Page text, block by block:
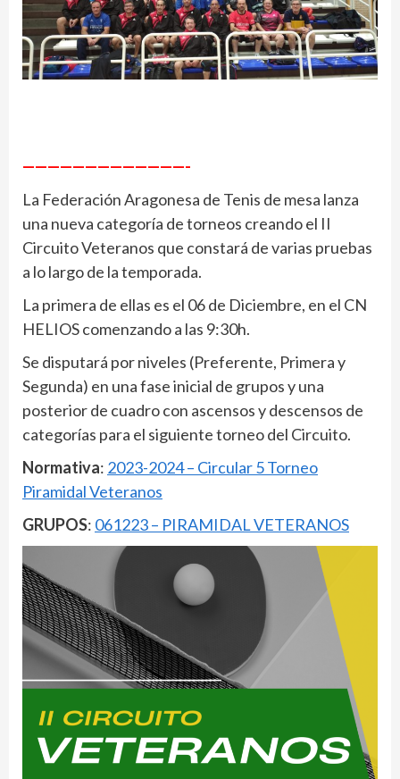
—————————————-
La Federación Aragonesa de Tenis de mesa lanza
una nueva categoría de torneos creando el II
Circuito Veteranos que constará de varias pruebas
a lo largo de la temporada.
La primera de ellas es el 06 de Diciembre, en el CN
HELIOS comenzando a las 9:30h.
Se disputará por niveles (Preferente, Primera y
Segunda) en una fase inicial de grupos y una
posterior de cuadro con ascensos y descensos de
categorías para el siguiente torneo del Circuito.
Normativa: 2023-2024 – Circular 5 Torneo
Piramidal Veteranos
GRUPOS: 061223 – PIRAMIDAL VETERANOS